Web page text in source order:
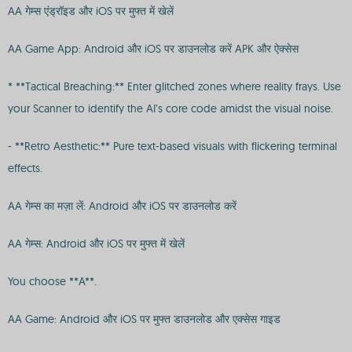
AA गेम्स एंड्रॉइड और iOS पर मुफ्त में खेलें
AA Game App: Android और iOS पर डाउनलोड करें APK और ऐक्सेस
* **Tactical Breaching:** Enter glitched zones where reality frays. Use
your Scanner to identify the AI’s core code amidst the visual noise.
- **Retro Aesthetic:** Pure text-based visuals with flickering terminal
effects.
AA गेम्स का मज़ा लें: Android और iOS पर डाउनलोड करें
AA गेम्स: Android और iOS पर मुफ्त में खेलें
You choose **A**.
AA Game: Android और iOS पर मुफ्त डाउनलोड और एक्सेस गाइड